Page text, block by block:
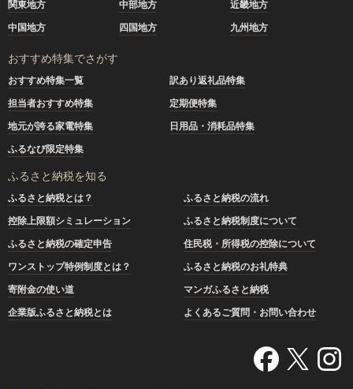
関東地方
中部地方
近畿地方
中国地方
四国地方 九州地方
おすすめ特集でさがす
おすすめ特集一覧
訳あり返礼品特集
担当者おすすめ特集
定期便特集
地元が誇る家電特集
日用品・消耗品特集
ふるなび限定特集
ふるさと納税を知る
ふるさと納税とは？
ふるさと納税の流れ
控除上限額シミュレーション
ふるさと納税制度について
ふるさと納税の確定申告
住民税・所得税の控除について
ワンストップ特例制度とは？
ふるさと納税のお礼特典
寄附金の使い道
マンガふるさと納税
企業版ふるさと納税とは
よくあるご質問・お問い合わせ